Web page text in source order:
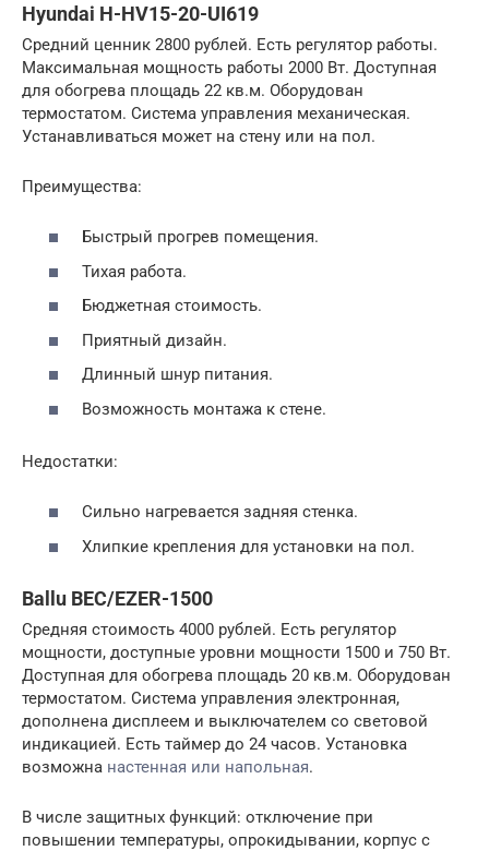
Hyundai H-HV15-20-UI619
Средний ценник 2800 рублей. Есть регулятор работы.
Максимальная мощность работы 2000 Вт. Доступная
для обогрева площадь 22 кв.м. Оборудован
термостатом. Система управления механическая.
Устанавливаться может на стену или на пол.
Преимущества:
Быстрый прогрев помещения.
Тихая работа.
Бюджетная стоимость.
Приятный дизайн.
Длинный шнур питания.
Возможность монтажа к стене.
Недостатки:
Сильно нагревается задняя стенка.
Хлипкие крепления для установки на пол.
Ballu BEC/EZER-1500
Средняя стоимость 4000 рублей. Есть регулятор
мощности, доступные уровни мощности 1500 и 750 Вт.
Доступная для обогрева площадь 20 кв.м. Оборудован
термостатом. Система управления электронная,
дополнена дисплеем и выключателем со световой
индикацией. Есть таймер до 24 часов. Установка
возможна настенная или напольная.
В числе защитных функций: отключение при
повышении температуры, опрокидывании, корпус с